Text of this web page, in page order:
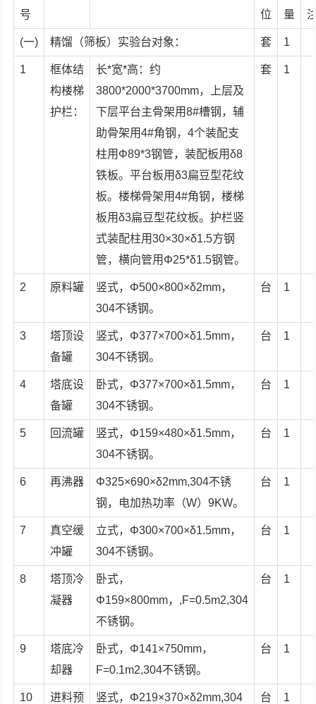
号
位
量
(一) 精馏（筛板）实验台对象： 套 1
1
框体结
构楼梯
护栏：
长*宽*高：约
3800*2000*3700mm，上层及
下层平台主骨架用8#槽钢，辅
助骨架用4#角钢，4个装配支
柱用Φ89*3钢管，装配板用δ8
铁板。平台板用δ3扁豆型花纹
板。楼梯骨架用4#角钢，楼梯
板用δ3扁豆型花纹板。护栏竖
式装配柱用30×30×δ1.5方钢
管，横向管用Φ25*δ1.5钢管。
套 1
2 原料罐
竖式，Φ500×800×δ2mm，
304不锈钢。
台 1
3
塔顶设
备罐
竖式，Φ377×700×δ1.5mm，
304不锈钢。
台 1
4
塔底设
备罐
卧式，Φ377×700×δ1.5mm，
304不锈钢。
台 1
5 回流罐
竖式，Φ159×480×δ1.5mm，
304不锈钢。
台 1
6 再沸器
Φ325×690×δ2mm,304不锈
钢，电加热功率（W）9KW。
台 1
7
真空缓
冲罐
立式，Φ300×700×δ1.5mm，
304不锈钢。
台 1
8
塔顶冷
凝器
卧式，
Φ159×800mm，,F=0.5m2,304
不锈钢。
台 1
9
塔底冷
却器
卧式，Φ141×750mm，
F=0.1m2,304不锈钢。
台 1
10 进料预 竖式，Φ219×370×δ2mm,304 台 1